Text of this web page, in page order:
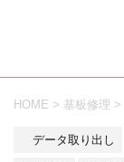
HOME > 基板修理 >
データ取り出し